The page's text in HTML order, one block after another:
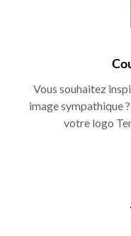
Vous souhaitez
image sympathique
votre logo